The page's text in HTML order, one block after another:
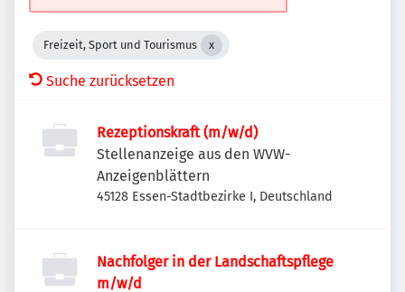
Freizeit, Sport und Tourismus
Suche zurücksetzen
Rezeptionskraft (m/w/d)
Stellenanzeige aus den WVW-
Anzeigenblättern
45128 Essen-Stadtbezirke I, Deutschland
Nachfolger in der Landschaftspflege
m/w/d